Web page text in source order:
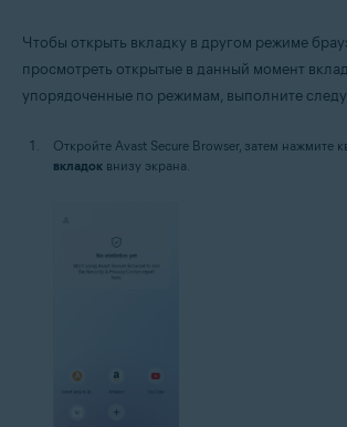
Чтобы открыть вкладку в другом режиме
просмотреть открытые в данный момент
упорядоченные по режимам, выполните
Откройте Avast Secure Browser, затем нажмите
вкладок внизу экрана.